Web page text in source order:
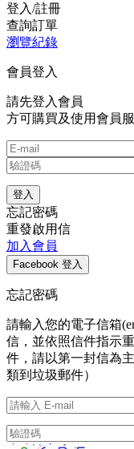
登入/註冊
查詢訂單
瀏覽紀錄
會員登入
請先登入會員
方可購買及使用會員
忘記密碼
重發啟用信
加入會員
忘記密碼
請輸入您的電子信箱
信，並依照信件指示
件，請以第一封信為
類到垃圾郵件）